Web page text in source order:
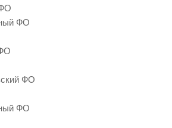
ФО
ФО
ФО